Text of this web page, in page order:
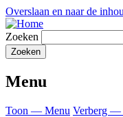
Overslaan en naar de
Zoeken
Menu
Toon — Menu Verberg —